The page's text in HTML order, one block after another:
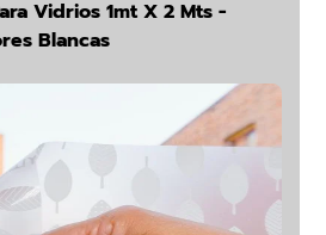
Vidrios 1mt X 2 Mts -
Blancas